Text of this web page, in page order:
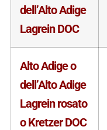
dell’Alto Adige
Lagrein DOC
Alto Adige o
dell’Alto Adige
Lagrein rosato
o Kretzer DOC